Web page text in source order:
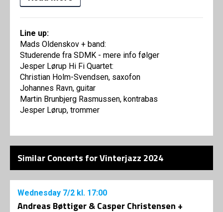
Line up:
Mads Oldenskov + band:
Studerende fra SDMK - mere info følger
Jesper Lørup Hi Fi Quartet:
Christian Holm-Svendsen, saxofon
Johannes Ravn, guitar
Martin Brunbjerg Rasmussen, kontrabas
Jesper Lørup, trommer
Similar Concerts for Vinterjazz 2024
Wednesday 7/2 kl. 17:00
Andreas Bøttiger & Casper Christensen +